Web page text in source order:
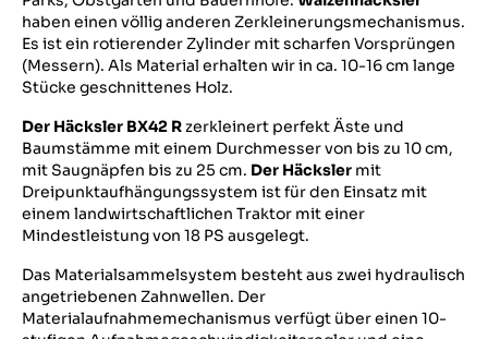
haben einen völlig anderen Zerkleinerungsmechanismus.
Es ist ein rotierender Zylinder mit scharfen Vorsprüngen
(Messern). Als Material erhalten wir in ca. 10-16 cm lange
Stücke geschnittenes Holz.
Der Häcksler BX42 Rzerkleinert perfekt Äste und
Baumstämme mit einem Durchmesser von bis zu 10 cm,
mit Saugnäpfen bis zu 25 cm. Der Häcksler mit
Dreipunktaufhängungssystem ist für den Einsatz mit
einem landwirtschaftlichen Traktor mit einer
Mindestleistung von 18 PS ausgelegt.
Das Materialsammelsystem besteht aus zwei hydraulisch
angetriebenen Zahnwellen. Der
Materialaufnahmemechanismus verfügt über einen 10-